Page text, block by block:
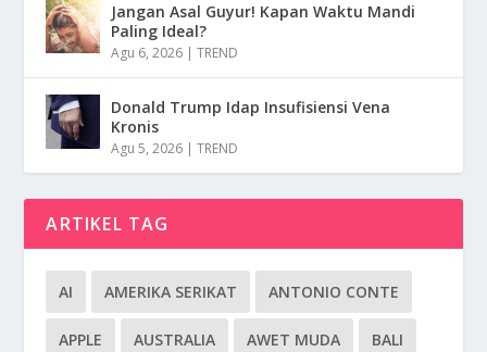
Jangan Asal Guyur! Kapan Waktu Mandi
Paling Ideal?
Agu 6, 2026 |TREND
Donald Trump Idap Insufisiensi Vena
Kronis
Agu 5, 2026 |TREND
ARTIKEL TAG
AI AMERIKA SERIKAT ANTONIO CONTE
APPLE AUSTRALIA AWET MUDA BALI